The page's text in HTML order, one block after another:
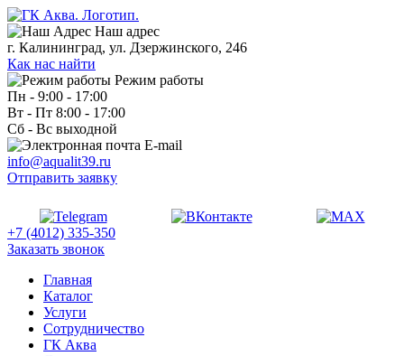
Наш адрес
г. Калининград, ул. Дзержинского, 246
Как нас найти
Режим работы
Пн - 9:00 - 17:00
Вт - Пт 8:00 - 17:00
Сб - Вс выходной
E-mail
info@aqualit39.ru
Отправить заявку
+7 (4012) 335-350
Заказать звонок
Главная
Каталог
Услуги
Сотрудничество
ГК Аква